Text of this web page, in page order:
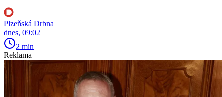
Plzeňská Drbna
dnes, 09:02
2 min
Reklama